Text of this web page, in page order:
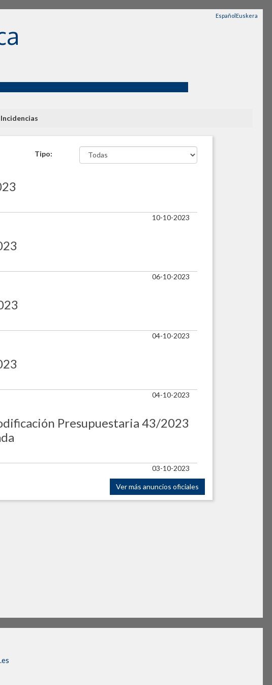
EspañolEuskera
Incidencias
Tipo:
10-10-2023
06-10-2023
04-10-2023
04-10-2023
Presupuestaria 43/2023
03-10-2023
Ver más anuncios oficiales